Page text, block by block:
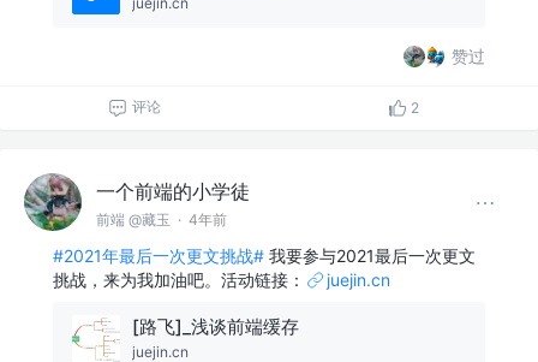
赞过
评论 2
一个前端的小学徒
前端 @藏玉 · 4年前
#2021年最后一次更文挑战# 我要参与2021最后一次更文
挑战，来为我加油吧。活动链接：
juejin.cn
[路飞]_浅谈前端缓存
juejin.cn